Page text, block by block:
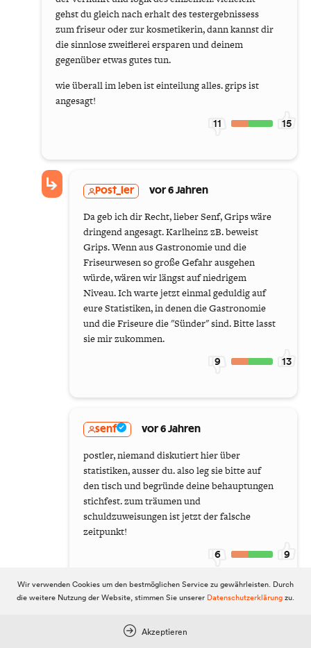
gehst du gleich nach erhalt des testergebnissess
zum friseur oder zur kosmetikerin, dann kannst dir
die sinnlose zweiflerei ersparen und deinem
gegenüber etwas gutes tun.
wie überall im leben ist einteilung alles. grips ist
angesagt!
11 15
Post_ler vor 6 Jahren
Da geb ich dir Recht, lieber Senf, Grips wäre
dringend angesagt. Karlheinz zB. beweist
Grips. Wenn aus Gastronomie und die
Friseurwesen so große Gefahr ausgehen
würde, wären wir längst auf niedrigem
Niveau. Ich warte jetzt einmal geduldig auf
eure Statistiken, in denen die Gastronomie
und die Friseure die "Sünder" sind. Bitte lasst
sie mir zukommen.
9 13
senf vor 6 Jahren
postler, niemand diskutiert hier über
statistiken, ausser du. also leg sie bitte auf
den tisch und begründe deine behauptungen
stichfest. zum träumen und
schuldzuweisungen ist jetzt der falsche
zeitpunkt!
6 9
Wir verwenden Cookies um den bestmöglichen Service zu gewährleisten. Durch
die weitere Nutzung der Website, stimmen Sie unserer Datenschutzerklärungzu.
Akzeptieren